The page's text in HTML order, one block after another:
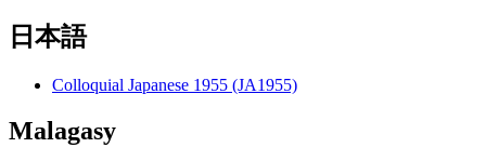
日本語
Colloquial Japanese 1955 (JA1955)
Malagasy